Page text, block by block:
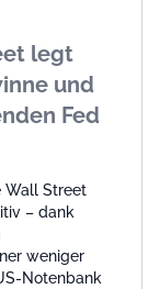
legt
und
Fed
Wall Street
– dank
weniger
Notenbank